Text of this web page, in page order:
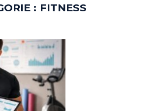
FITNESS